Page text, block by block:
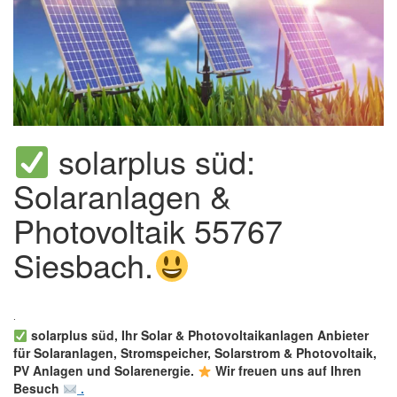
solarplus süd:
Solaranlagen &
Photovoltaik 55767
Siesbach.
solarplus süd, Ihr Solar & Photovoltaikanlagen Anbieter
für Solaranlagen, Stromspeicher, Solarstrom & Photovoltaik,
PV Anlagen und Solarenergie.
Wir freuen uns auf Ihren
Besuch
.